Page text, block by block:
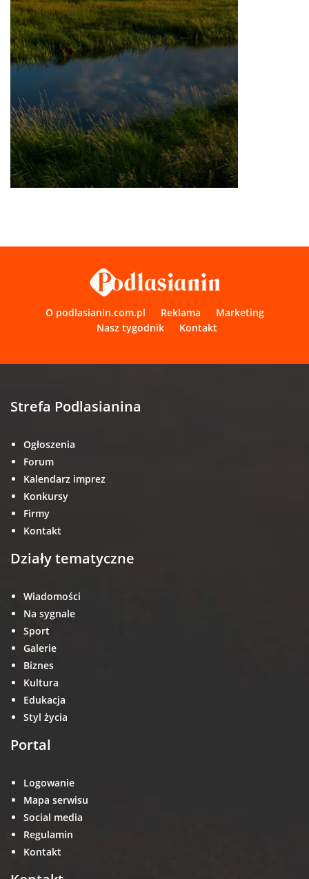
O podlasianin.com.pl Reklama
Marketing
Nasz tygodnik
Kontakt
Strefa Podlasianina
Ogłoszenia
Forum
Kalendarz imprez
Konkursy
Firmy
Kontakt
Działy tematyczne
Wiadomości
Na sygnale
Sport
Galerie
Biznes
Kultura
Edukacja
Styl życia
Portal
Logowanie
Mapa serwisu
Social media
Regulamin
Kontakt